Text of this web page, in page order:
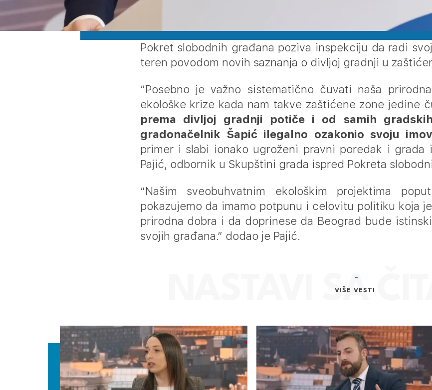
Pokret slobodnih građana poziva inspekciju da radi
teren povodom novih saznanja o divljoj gradnji u
“Posebno je važno sistematično čuvati naša
ekološke krize kada nam takve zaštićene zone jedine
prema divljoj gradnji potiče i od samih
gradonačelnik Šapić ilegalno ozakonio svoju
primer i slabi ionako ugroženi pravni poredak i grada
Pajić, odbornik u Skupštini grada ispred Pokreta
“Našim sveobuhvatnim ekološkim projektima
pokazujemo da imamo potpunu i celovitu politiku koja
prirodna dobra i da doprinese da Beograd bude
svojih građana.” dodao je Pajić.
VIŠE VESTI